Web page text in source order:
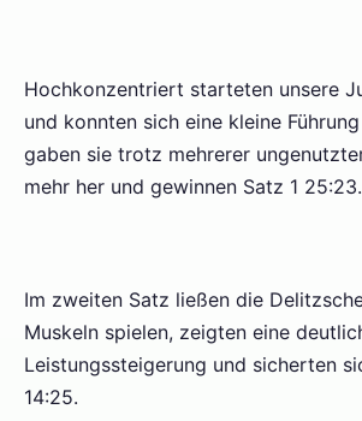
Hochkonzentriert starteten unsere
und konnten sich eine kleine
gaben sie trotz mehrerer
mehr her und gewinnen Satz 1 25:23.
Im zweiten Satz ließen die
Muskeln spielen, zeigten eine
Leistungssteigerung und sicherten
14:25.